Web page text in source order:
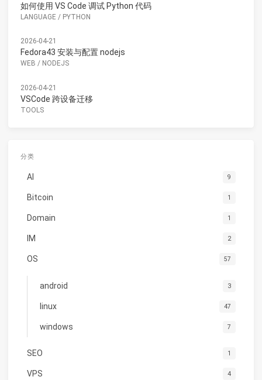
如何使用 VS Code 调试 Python 代码
LANGUAGE / PYTHON
2026-04-21
Fedora43 安装与配置 nodejs
WEB / NODEJS
2026-04-21
VSCode 跨设备迁移
TOOLS
分类
AI 9
Bitcoin 1
Domain 1
IM 2
OS 57
android 3
linux 47
windows 7
SEO 1
VPS 4